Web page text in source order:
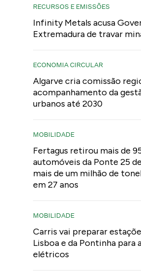
RECURSOS E EMISSÕES
Infinity Metals acusa
Extremadura de travar
ECONOMIA CIRCULAR
Algarve cria comissão
acompanhamento da
urbanos até 2030
MOBILIDADE
Fertagus retirou mais de
automóveis da Ponte 25
mais de um milhão de
em 27 anos
MOBILIDADE
Carris vai preparar
Lisboa e da Pontinha para
elétricos